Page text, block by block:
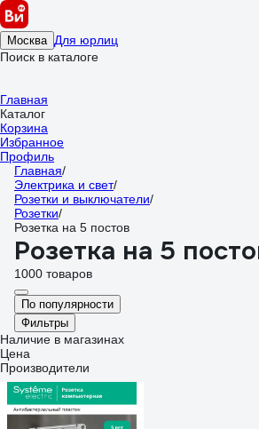
Москва Для юрлиц
Поиск в каталоге
Главная
Каталог
Корзина
Избранное
Профиль
Главная/
Электрика и свет/
Розетки и выключатели/
Розетки/
Розетка на 5 постов
Розетка на 5
1000 товаров
По популярности
Фильтры
Наличие в магазинах
Цена
Производители